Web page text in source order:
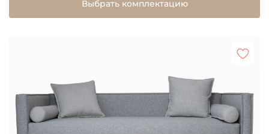
Выбрать комплектацию